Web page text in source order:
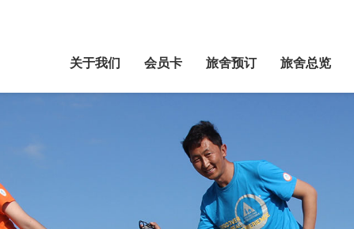
关于我们 会员卡 旅舍预订 旅舍总览